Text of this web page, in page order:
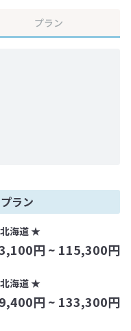
プラン
ラン
海道 ★
円 ~ 115,300円
海道 ★
円 ~ 133,300円